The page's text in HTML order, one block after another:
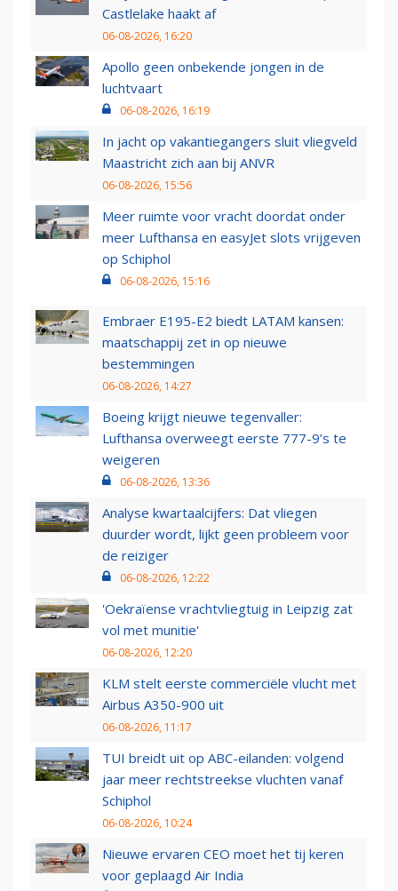
Castlelake haakt af
06-08-2026, 16:20
Apollo geen onbekende jongen in de
luchtvaart
06-08-2026, 16:19
In jacht op vakantiegangers sluit vliegveld
Maastricht zich aan bij ANVR
06-08-2026, 15:56
Meer ruimte voor vracht doordat onder
meer Lufthansa en easyJet slots vrijgeven
op Schiphol
06-08-2026, 15:16
Embraer E195-E2 biedt LATAM kansen:
maatschappij zet in op nieuwe
bestemmingen
06-08-2026, 14:27
Boeing krijgt nieuwe tegenvaller:
Lufthansa overweegt eerste 777-9’s te
weigeren
06-08-2026, 13:36
Analyse kwartaalcijfers: Dat vliegen
duurder wordt, lijkt geen probleem voor
de reiziger
06-08-2026, 12:22
'Oekraïense vrachtvliegtuig in Leipzig zat
vol met munitie'
06-08-2026, 12:20
KLM stelt eerste commerciële vlucht met
Airbus A350-900 uit
06-08-2026, 11:17
TUI breidt uit op ABC-eilanden: volgend
jaar meer rechtstreekse vluchten vanaf
Schiphol
06-08-2026, 10:24
Nieuwe ervaren CEO moet het tij keren
voor geplaagd Air India